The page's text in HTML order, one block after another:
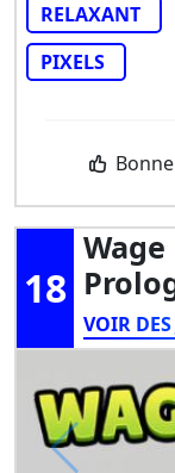
RELAXANT
PIXELS
18
Wage
VOIR